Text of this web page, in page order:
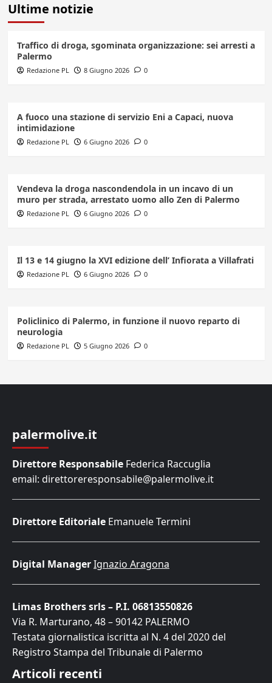
Ultime notizie
Traffico di droga, sgominata organizzazione: sei arresti a
Palermo
Redazione PL 8 Giugno 2026 0
A fuoco una stazione di servizio Eni a Capaci, nuova
intimidazione
Redazione PL 6 Giugno 2026 0
Vendeva la droga nascondendola in un incavo di un
muro per strada, arrestato uomo allo Zen di Palermo
Redazione PL 6 Giugno 2026 0
Il 13 e 14 giugno la XVI edizione dell’ Infiorata a Villafrati
Redazione PL 6 Giugno 2026 0
Policlinico di Palermo, in funzione il nuovo reparto di
neurologia
Redazione PL 5 Giugno 2026 0
palermolive.it
Direttore Responsabile Federica Raccuglia
email: direttoreresponsabile@palermolive.it
Direttore Editoriale Emanuele Termini
Digital ManagerIgnazio Aragona
Limas Brothers srls – P.I. 06813550826
Via R. Marturano, 48 – 90142 PALERMO
Testata giornalistica iscritta al N. 4 del 2020 del
Registro Stampa del Tribunale di Palermo
Articoli recenti